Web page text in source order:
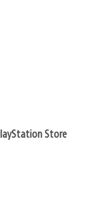
Store